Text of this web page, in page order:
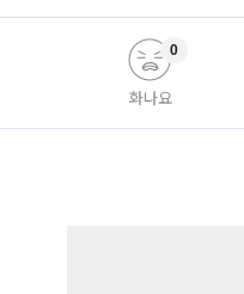
화나요
0